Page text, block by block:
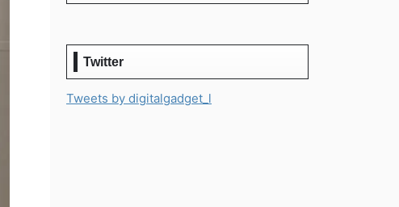
Twitter
Tweets by digitalgadget_l